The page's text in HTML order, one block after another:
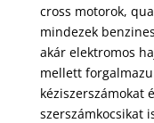
cross motorok,
mindezek
akár elektromos
mellett
kéziszerszámokat
szerszámkocsikat